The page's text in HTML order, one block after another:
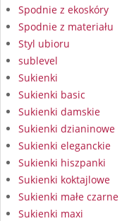
Spodnie z ekoskóry
Spodnie z materiału
Styl ubioru
sublevel
Sukienki
Sukienki basic
Sukienki damskie
Sukienki dzianinowe
Sukienki eleganckie
Sukienki hiszpanki
Sukienki koktajlowe
Sukienki małe czarne
Sukienki maxi